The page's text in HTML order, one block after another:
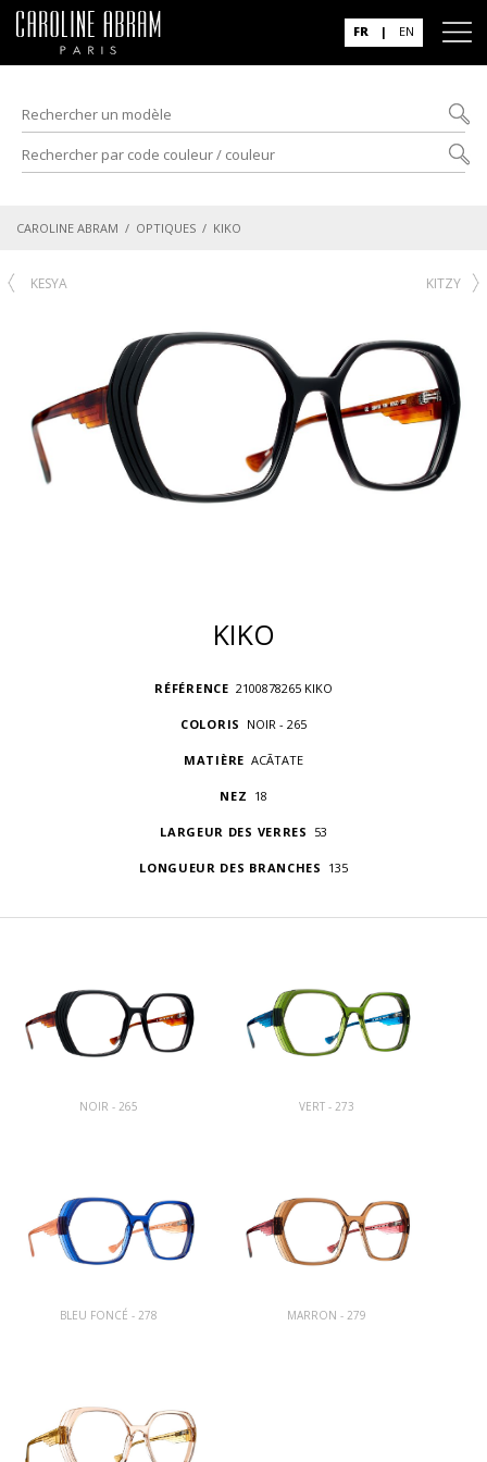
FR | EN
CAROLINE ABRAM / OPTIQUES / KIKO
KESYA KITZY
KIKO
RÉFÉRENCE 2100878265 KIKO
COLORIS NOIR - 265
MATIÈRE ACÃTATE
NEZ 18
LARGEUR DES VERRES 53
LONGUEUR DES BRANCHES 135
NOIR - 265 VERT - 273
BLEU FONCÉ - 278 MARRON - 279